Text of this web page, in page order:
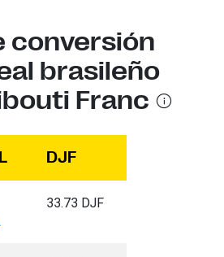
conversión
brasileño
Franc
DJF
33.73 DJF